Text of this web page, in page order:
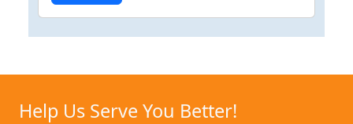
Help Us Serve You Better!